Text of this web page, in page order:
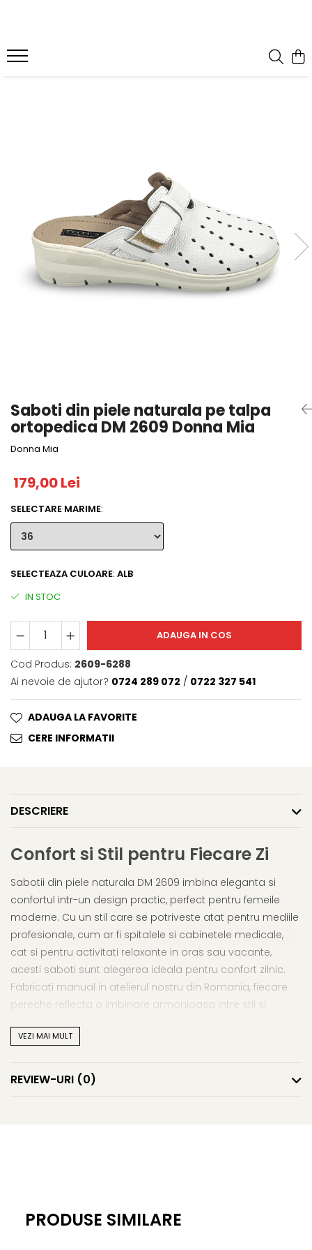
Saboti din piele naturala pe talpa
ortopedica DM 2609 Donna Mia
Donna Mia
179,00 Lei
SELECTARE MARIME:
SELECTEAZA CULOARE: ALB
IN STOC
ADAUGA IN COS
Cod Produs: 2609-6288
Ai nevoie de ajutor? 0724 289 072 / 0722 327 541
ADAUGA LA FAVORITE
CERE INFORMATII
DESCRIERE
Confort si Stil pentru Fiecare Zi
Sabotii din piele naturala DM 2609 imbina eleganta si
confortul intr-un design practic, perfect pentru femeile
moderne. Cu un stil care se potriveste atat pentru mediile
profesionale, cum ar fi spitalele si cabinetele medicale,
cat si pentru activitati relaxante in oras sau vacante,
acesti saboti sunt alegerea ideala pentru confort zilnic.
Fabricati manual in atelierul nostru din Romania, fiecare
pereche reflecta o imbinare armonioasa intre stil si
VEZI MAI MULT
REVIEW-URI (0)
PRODUSE SIMILARE